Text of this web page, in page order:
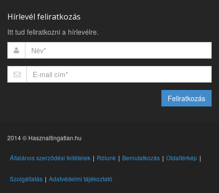
Hírlevél feliratkozás
Itt tud feliratkozni a hírlevélre.
Feliratkozás
2014 © Hasznaltingatlan.hu
Általános szerződési feltételek Rólunk Bemutatkozás Oldaltérkép
Szolgáltatás Adatvédelmi tájékoztató